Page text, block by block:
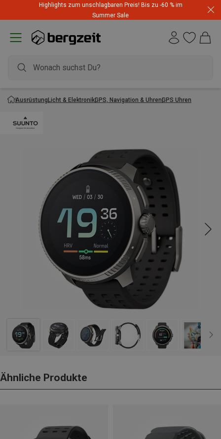
Highlights zum unschlagbaren Preis! Bis zu -60 % im
Summer Sale
AusrüstungLicht & ElektronikGPS, Navigation & UhrenGPS Uhren
Ähnliche Produkte